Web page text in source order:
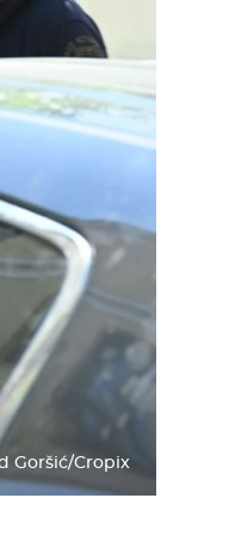
Goršić/Cropix
preokret:
izborio treće